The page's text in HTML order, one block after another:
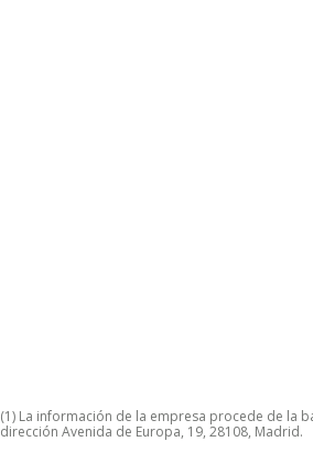
(1) La información de la empresa procede de la
dirección Avenida de Europa, 19, 28108, Madrid.